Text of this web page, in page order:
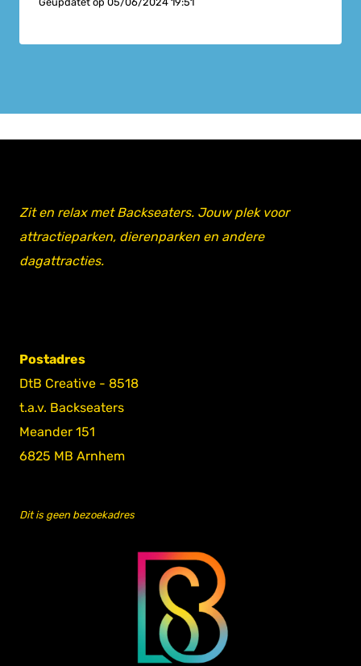
Zit en relax met Backseaters. Jouw plek voor
attractieparken, dierenparken en andere
dagattracties.
Postadres
DtB Creative - 8518
t.a.v. Backseaters
Meander 151
6825 MB Arnhem
Dit is geen bezoekadres